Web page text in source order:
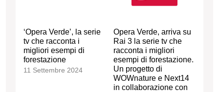
‘Opera Verde’, la serie
tv che racconta i
migliori esempi di
forestazione
11 Settembre 2024
Opera Verde, arriva su
Rai 3 la serie tv che
racconta i migliori
esempi di forestazione.
Un progetto di
WOWnature e Next14
in collaborazione con